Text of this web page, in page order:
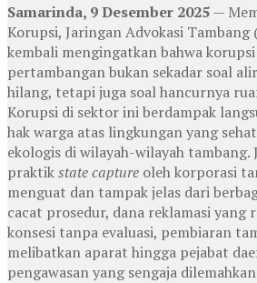
Samarinda, 9 Desember 2025—
Korupsi, Jaringan Advokasi
kembali mengingatkan bahwa
pertambangan bukan sekadar soal
hilang, tetapi juga soal hancurnya
Korupsi di sektor ini berdampak
hak warga atas lingkungan yang
ekologis di wilayah-wilayah tambang.
praktikstate capture oleh korporasi
menguat dan tampak jelas dari
cacat prosedur, dana reklamasi yang
konsesi tanpa evaluasi, pembiaran
melibatkan aparat hingga pejabat
pengawasan yang sengaja